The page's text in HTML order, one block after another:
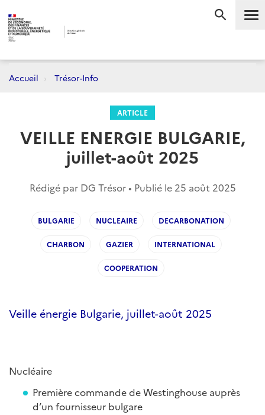
Accueil Trésor-Info
ARTICLE
VEILLE ENERGIE BULGARIE,
juillet-août 2025
Rédigé par DG Trésor • Publié le 25 août 2025
BULGARIE NUCLEAIRE DECARBONATION
CHARBON GAZIER INTERNATIONAL
COOPERATION
Veille énergie Bulgarie, juillet-août 2025
Nucléaire
Première commande de Westinghouse auprès
d’un fournisseur bulgare